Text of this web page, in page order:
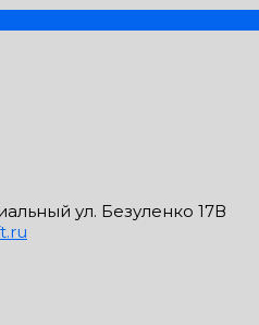
ул. Безуленко 17В